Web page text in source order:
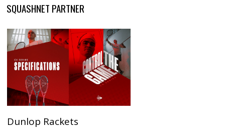
SQUASHNET PARTNER
Dunlop Rackets